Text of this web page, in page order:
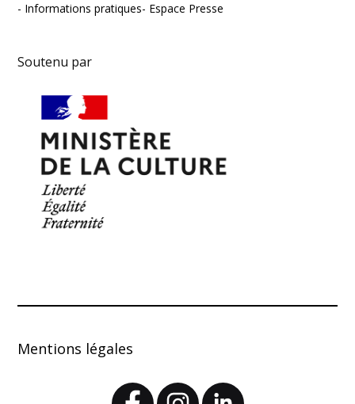
Informations pratiques Espace Presse
Soutenu par
Mentions légales